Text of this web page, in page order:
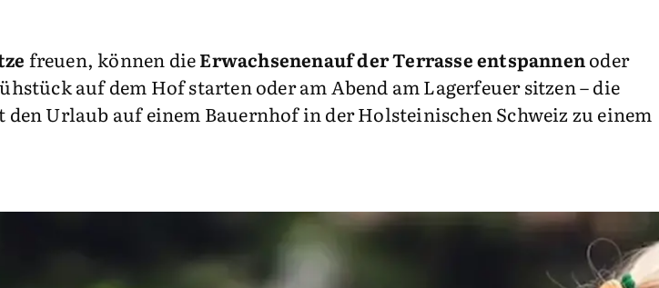
freuen, können dieErwachsenenauf der Terrasse entspannenoder
auf dem Hof starten oder am Abend am Lagerfeuer sitzen – die
den Urlaub auf einem Bauernhof in der Holsteinischen Schweiz zu einem